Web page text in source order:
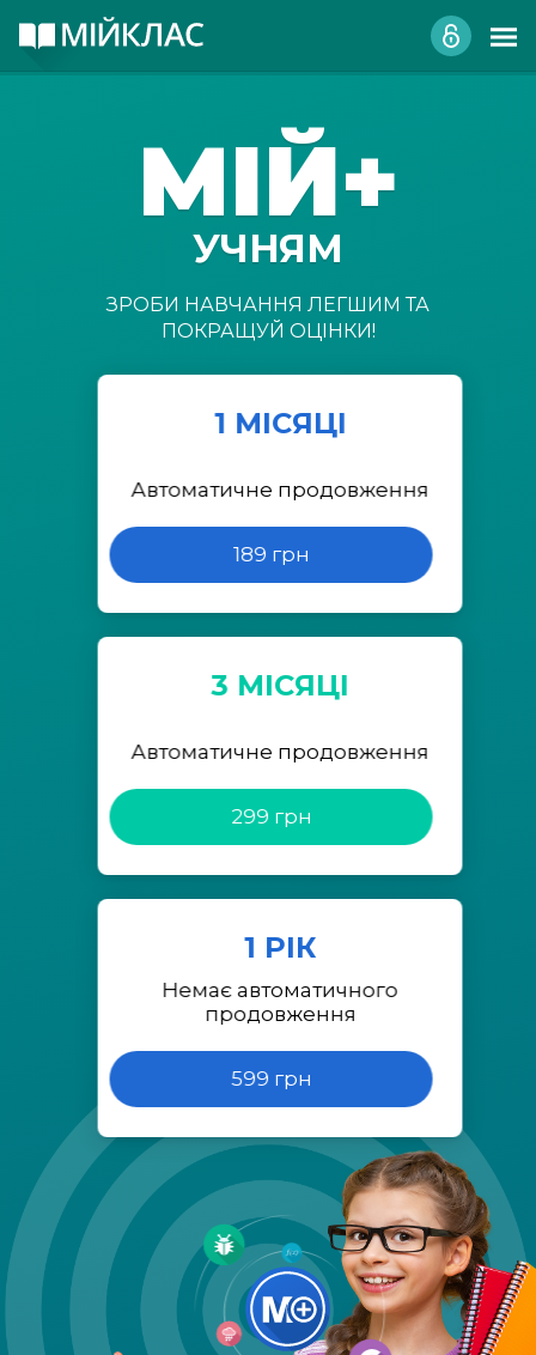
МІЙ+
УЧНЯМ
ЗРОБИ НАВЧАННЯ ЛЕГШИМ ТА
ПОКРАЩУЙ ОЦІНКИ!
1 МІСЯЦІ
Автоматичне продовження
189 грн
3 МІСЯЦІ
Автоматичне продовження
299 грн
1 РІК
Немає автоматичного
продовження
599 грн